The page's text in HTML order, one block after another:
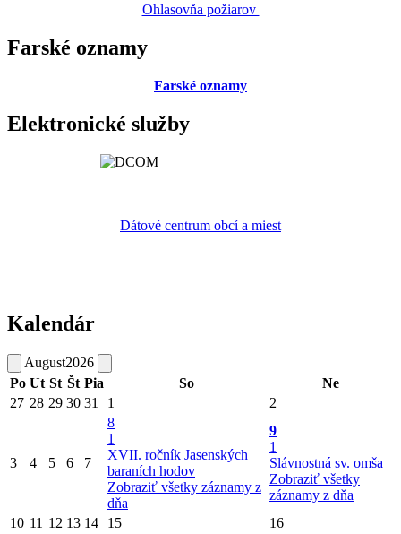
Ohlasovňa požiarov
Farské oznamy
Farské oznamy
Elektronické služby
Dátové centrum obcí a miest
Kalendár
August2026
Po Ut St Št Pia So
Ne
27 28 29 30 31 1 2
3 4 5 6 7
8
1
XVII. ročník Jasenských
baraních hodov
Zobraziť všetky záznamy z
dňa
9
1
Slávnostná sv. omša
Zobraziť všetky
záznamy z dňa
10 11 12 13 14 15 16